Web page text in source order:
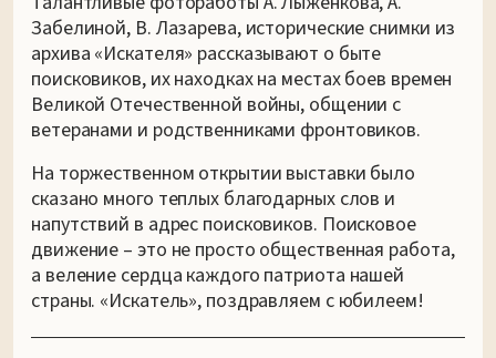
Забелиной, В. Лазарева, исторические снимки из
архива «Искателя» рассказывают о быте
поисковиков, их находках на местах боев времен
Великой Отечественной войны, общении с
ветеранами и родственниками фронтовиков.
На торжественном открытии выставки было
сказано много теплых благодарных слов и
напутствий в адрес поисковиков. Поисковое
движение – это не просто общественная работа,
а веление сердца каждого патриота нашей
страны. «Искатель», поздравляем с юбилеем!